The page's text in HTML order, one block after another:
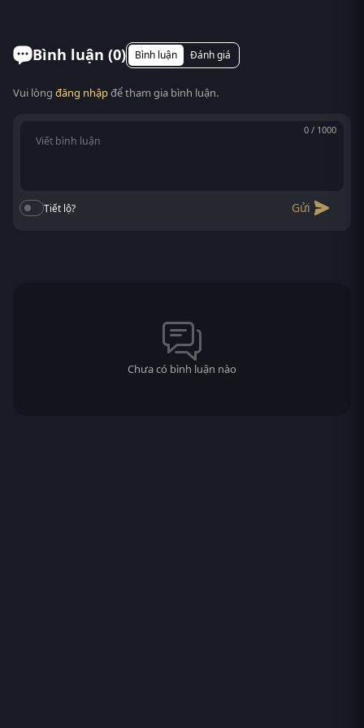
bảng, laptop, Smart TV. Truy cập phimvn2y.com là
xem được, không cần cài app.
Bình luận (0) Bình luận Đánh giá
Vui lòng đăng nhậpđể tham gia bình luận.
0 / 1000
Tiết lộ? Gửi
Chưa có bình luận nào